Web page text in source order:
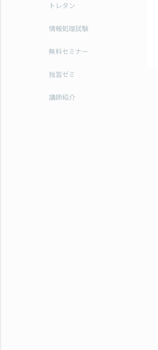
トレタン
情報処理試験
無料セミナー
独習ゼミ
講師紹介